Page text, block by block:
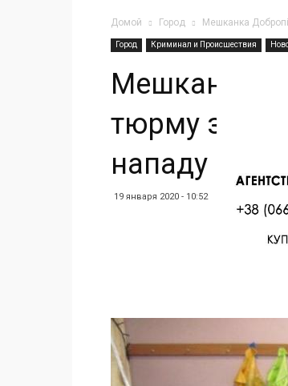
Домой Город Мешканка
Город Криминал и Происшествия
Мешканка
тюрму за
нападу
19 января 2020 - 10:52